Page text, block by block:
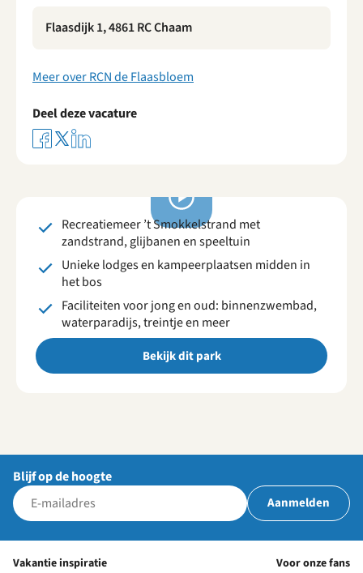
Flaasdijk 1, 4861 RC Chaam
Meer over RCN de Flaasbloem
Deel deze vacature
RCN de Flaasbloem
Bekijk
video's
Recreatiemeer ’t Smokkelstrand met
zandstrand, glijbanen en speeltuin
Unieke lodges en kampeerplaatsen midden in
het bos
Faciliteiten voor jong en oud: binnenzwembad,
waterparadijs, treintje en meer
Bekijk dit park
Blijf op de hoogte
Aanmelden
Vakantie inspiratie Voor onze fans